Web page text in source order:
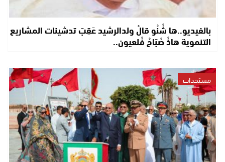
بالفيديو..ها شْنُو قالْ ولدالرشيد عَقِبَ تدشينات المشاريع
التنموية هاذْ صْبَاحْ فْلعيون..
مستجدات